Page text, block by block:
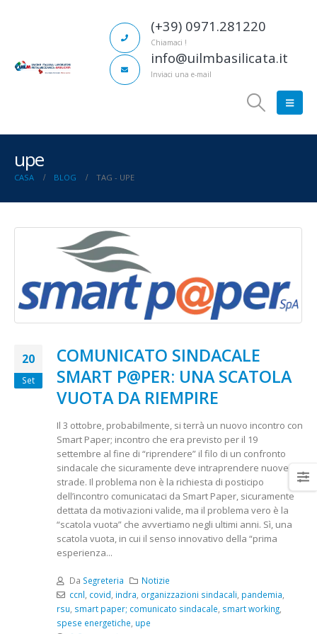
(+39) 0971.281220
Chiamaci !
info@uilmbasilicata.it
Inviaci una e-mail
upe
CASA BLOG TAG - UPE
20
Set
COMUNICATO SINDACALE
SMART P@PER: UNA SCATOLA
VUOTA DA RIEMPIRE
Il 3 ottobre, probabilmente, si terrà un nuovo incontro con
Smart Paper; incontro che era previsto per il 19
settembre al fine di “riprendere” il filo di un confronto
sindacale che sicuramente deve intraprendere nuove
strade. Il problema non è la richiesta di posticipo
dell’incontro comunicataci da Smart Paper, sicuramente
dettata da motivazioni valide, ma il problema vero è la
“scatola vuota” che avvertiamo negli ultimi anni. Sì, una
scatola vuota, in cui il senso innovativo della “prima
esperienza...
Da Segreteria
Notizie
ccnl covid indra organizzazioni sindacali pandemia
rsu smart paper; comunicato sindacale smart working
spese energetiche upe